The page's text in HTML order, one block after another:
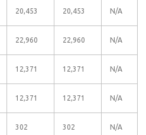
20,453 20,453 N/A
22,960 22,960 N/A
12,371 12,371 N/A
12,371 12,371 N/A
302 302 N/A